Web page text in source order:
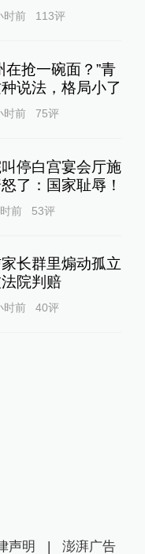
时前 113评
在抢一碗面？”青
说法，格局小了
时前 75评
停白宫宴会厅施
了：国家耻辱！
前 53评
长群里煽动孤立
院判赔
时前 40评
声明 | 澎湃广告